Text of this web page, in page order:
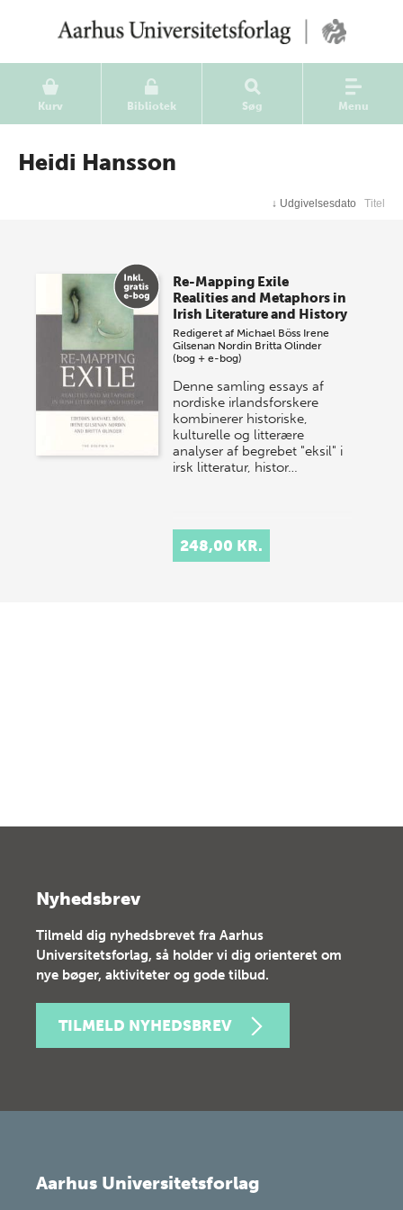
Kurv Bibliotek Søg Menu
Heidi Hansson
↓ Udgivelsesdato Titel
Re-Mapping Exile
Realities and Metaphors in
Irish Literature and History
Redigeret af Michael Böss Irene
Gilsenan Nordin Britta Olinder
(bog + e-bog)
Denne samling essays af
nordiske irlandsforskere
kombinerer historiske,
kulturelle og litterære
analyser af begrebet "eksil" i
irsk litteratur, histor…
248,00 KR.
Nyhedsbrev
Tilmeld dig nyhedsbrevet fra Aarhus
Universitetsforlag, så holder vi dig orienteret om
nye bøger, aktiviteter og gode tilbud.
TILMELD NYHEDSBREV
Aarhus Universitetsforlag